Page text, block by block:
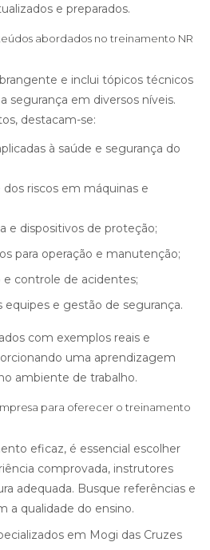
e preparados.
abordados no treinamento NR
e inclui tópicos técnicos
segurança em diversos níveis.
destacam-se:
e dispositivos de proteção;
para operação e manutenção;
e controle de acidentes;
equipes e gestão de segurança.
com exemplos reais e
uma aprendizagem
ambiente de trabalho.
para oferecer o treinamento
eficaz, é essencial escolher
comprovada, instrutores
adequada. Busque referências e
a qualidade do ensino.
em Mogi das Cruzes